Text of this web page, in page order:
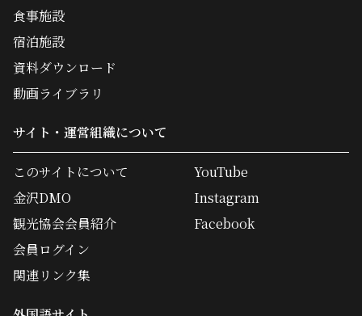
食事施設
宿泊施設
資料ダウンロード
動画ライブラリ
サイト・運営組織について
このサイトについて
金沢DMO
観光協会会員紹介
会員ログイン
関連リンク集
YouTube
Instagram
Facebook